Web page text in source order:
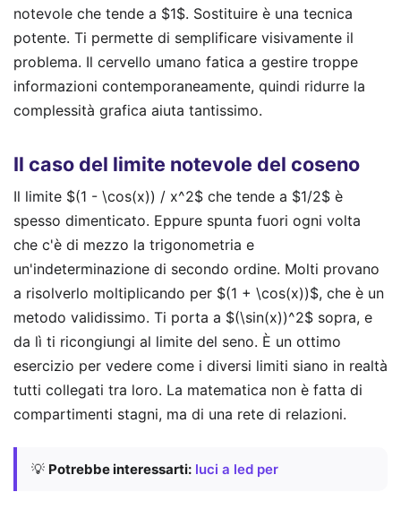
notevole che tende a $1$. Sostituire è una tecnica
potente. Ti permette di semplificare visivamente il
problema. Il cervello umano fatica a gestire troppe
informazioni contemporaneamente, quindi ridurre la
complessità grafica aiuta tantissimo.
Il caso del limite notevole del coseno
Il limite $(1 - \cos(x)) / x^2$ che tende a $1/2$ è
spesso dimenticato. Eppure spunta fuori ogni volta
che c'è di mezzo la trigonometria e
un'indeterminazione di secondo ordine. Molti provano
a risolverlo moltiplicando per $(1 + \cos(x))$, che è un
metodo validissimo. Ti porta a $(\sin(x))^2$ sopra, e
da lì ti ricongiungi al limite del seno. È un ottimo
esercizio per vedere come i diversi limiti siano in realtà
tutti collegati tra loro. La matematica non è fatta di
compartimenti stagni, ma di una rete di relazioni.
💡 Potrebbe interessarti: luci a led per